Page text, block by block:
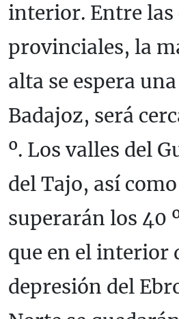
interior. Entre las
provinciales, la
alta se espera
Badajoz, será
º. Los valles del
del Tajo, así
superarán los 40
que en el interior
depresión del